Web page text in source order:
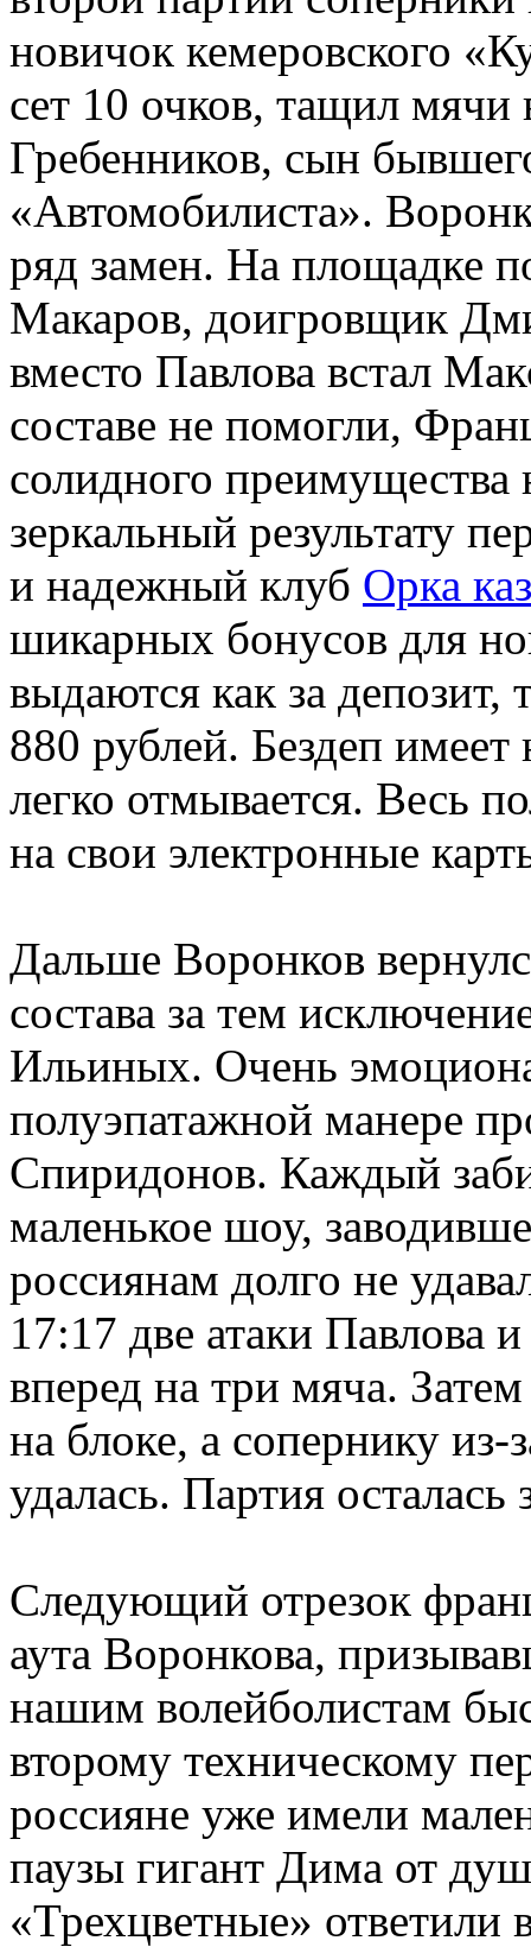
новичок кемеровского
сет 10 очков, тащил
Гребенников, сын
«Автомобилиста».
ряд замен. На площадке
Макаров, доигровщик
вместо Павлова встал
составе не помогли,
солидного преимущества
зеркальный результату
и надежный клуб Орка
шикарных бонусов для
выдаются как за депозит,
880 рублей. Бездеп
легко отмывается. Весь
на свои электронные
Дальше Воронков
состава за тем
Ильиных. Очень
полуэпатажной манере
Спиридонов. Каждый
маленькое шоу,
россиянам долго не
17:17 две атаки Павлова
вперед на три мяча.
на блоке, а сопернику
удалась. Партия осталась
Следующий отрезок
аута Воронкова,
нашим волейболистам
второму техническому
россияне уже имели
паузы гигант Дима от
«Трехцветные»